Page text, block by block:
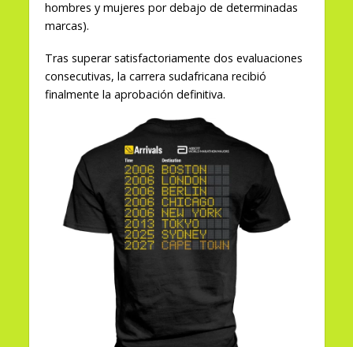
hombres y mujeres por debajo de determinadas
marcas).
Tras superar satisfactoriamente dos evaluaciones
consecutivas, la carrera sudafricana recibió
finalmente la aprobación definitiva.